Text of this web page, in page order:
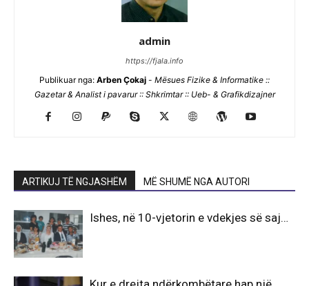
admin
https://fjala.info
Publikuar nga: Arben Çokaj - Mësues Fizike & Informatike ::
Gazetar & Analist i pavarur :: Shkrimtar :: Ueb- & Grafikdizajner
ARTIKUJ TË NGJASHËM MË SHUMË NGA AUTORI
Ishes, në 10-vjetorin e vdekjes së saj…